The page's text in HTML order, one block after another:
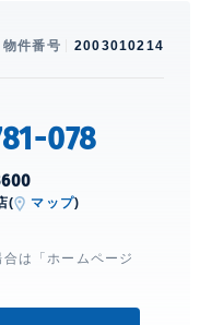
物件番号 2003010214
078
( マップ)
は「ホームページ